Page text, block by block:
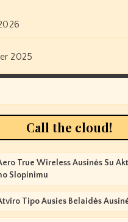
2025
Call the cloud!
True Wireless Ausinės Su
Slopinimu
Tipo Ausies Belaidės